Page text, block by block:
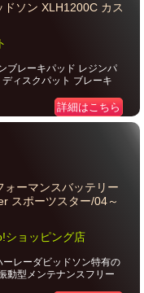
ソン XLH1200C カス
ブレーキパッド レジンパ
ィスクパット ブレーキ
詳細はこちら
ォーマンスバッテリー
スポーツスター/04～
ショッピング店
ーレーダビッドソン特有の
動型メンテナンスフリー